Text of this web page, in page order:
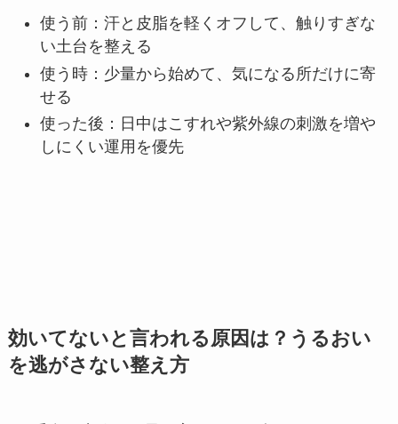
使う前：汗と皮脂を軽くオフして、触りすぎな
い土台を整える
使う時：少量から始めて、気になる所だけに寄
せる
使った後：日中はこすれや紫外線の刺激を増や
しにくい運用を優先
効いてないと言われる原因は？うるおい
を逃がさない整え方